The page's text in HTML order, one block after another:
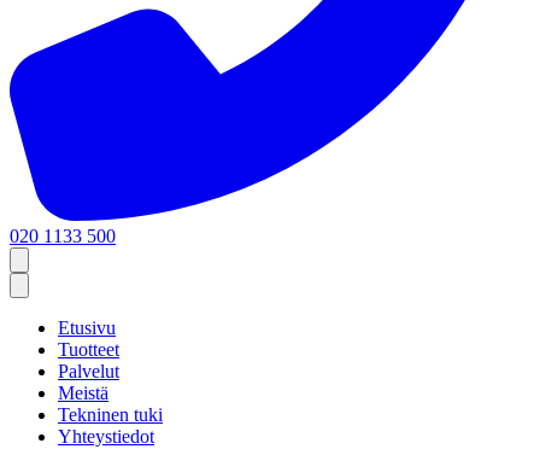
020 1133 500
Etusivu
Tuotteet
Palvelut
Meistä
Tekninen tuki
Yhteystiedot